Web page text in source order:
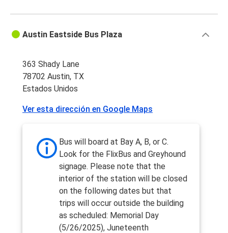
Austin Eastside Bus Plaza
363 Shady Lane
78702 Austin, TX
Estados Unidos
Ver esta dirección en Google Maps
Bus will board at Bay A, B, or C.
Look for the FlixBus and Greyhound
signage. Please note that the
interior of the station will be closed
on the following dates but that
trips will occur outside the building
as scheduled: Memorial Day
(5/26/2025), Juneteenth